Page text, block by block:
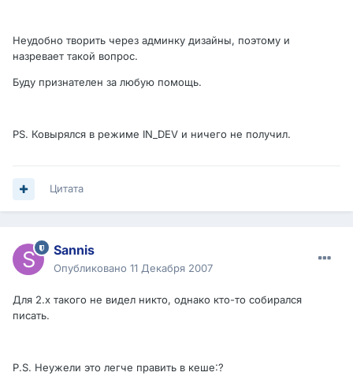
Неудобно творить через админку дизайны, поэтому и
назревает такой вопрос.
Буду признателен за любую помощь.
PS. Ковырялся в режиме IN_DEV и ничего не получил.
Цитата
Sannis
Опубликовано 11 Декабря 2007
Для 2.х такого не видел никто, однако кто-то собирался
писать.
P.S. Неужели это легче править в кеше:?